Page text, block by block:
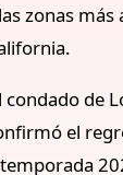
zonas más
de
el